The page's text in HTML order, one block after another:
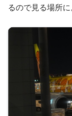
るので見る場所